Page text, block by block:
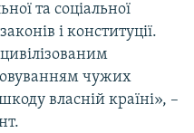
та соціальної
і конституції.
чужих
власній країні», –